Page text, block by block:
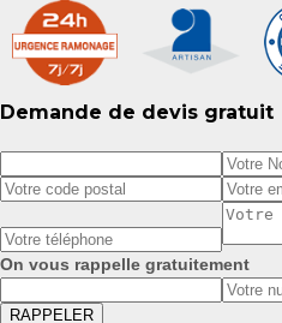
Demande de devis gratuit
On vous rappelle gratuitement